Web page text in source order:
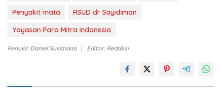
Penyakit mata
RSUD dr Sayidiman
Yayasan Para Mitra Indonesia
Penulis: Daniel Sulistiono Editor: Redaksi